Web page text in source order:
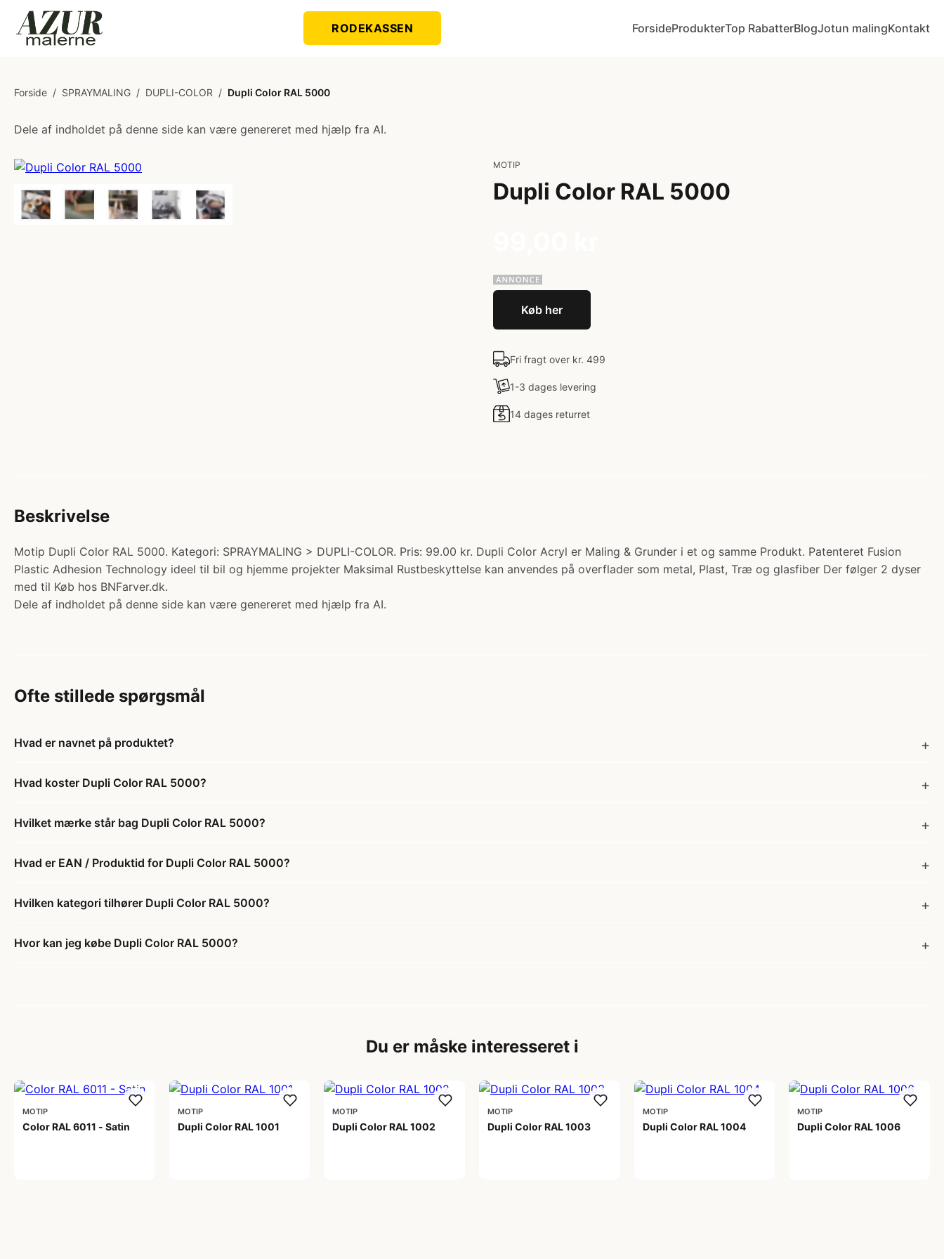
RODEKASSEN ForsideProdukterTop RabatterBlogJotun malingKontakt
Forside / SPRAYMALING / DUPLI-COLOR / Dupli Color RAL 5000
Dele af indholdet på denne side kan være genereret med hjælp fra AI.
MOTIP
Dupli Color RAL 5000
Køb her
Fri fragt over kr. 499
1-3 dages levering
14 dages returret
Beskrivelse
Motip Dupli Color RAL 5000. Kategori: SPRAYMALING > DUPLI-COLOR. Pris: 99.00 kr. Dupli Color Acryl er Maling & Grunder i et og samme Produkt. Patenteret Fusion
Plastic Adhesion Technology ideel til bil og hjemme projekter Maksimal Rustbeskyttelse kan anvendes på overflader som metal, Plast, Træ og glasfiber Der følger 2 dyser
med til Køb hos BNFarver.dk.
Dele af indholdet på denne side kan være genereret med hjælp fra AI.
Ofte stillede spørgsmål
Hvad er navnet på produktet?
Hvad koster Dupli Color RAL 5000?
Hvilket mærke står bag Dupli Color RAL 5000?
Hvad er EAN / Produktid for Dupli Color RAL 5000?
Hvilken kategori tilhører Dupli Color RAL 5000?
Hvor kan jeg købe Dupli Color RAL 5000?
Du er måske interesseret i
MOTIP
Color RAL 6011 - Satin
MOTIP
Dupli Color RAL 1001
MOTIP
Dupli Color RAL 1002
MOTIP
Dupli Color RAL 1003
MOTIP
Dupli Color RAL 1004
MOTIP
Dupli Color RAL 1006